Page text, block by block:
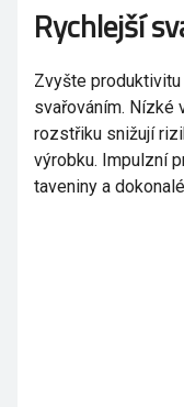
Rychlejší
Zvyšte
svařováním. Nízké
rozstřiku snižují
výrobku. Impulzní
taveniny a